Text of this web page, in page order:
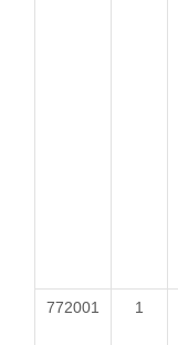
772001 1